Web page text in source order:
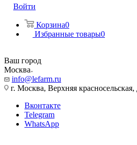
Войти
Корзина0
Избранные товары0
Ваш город
Москва
info@lefarm.ru
г. Москва, Верхняя красносельская,
Вконтакте
Telegram
WhatsApp